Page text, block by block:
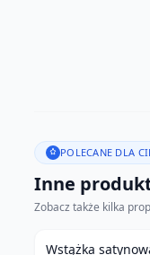
POLECANE DLA
Inne
Zobacz także kilka
Wstążka